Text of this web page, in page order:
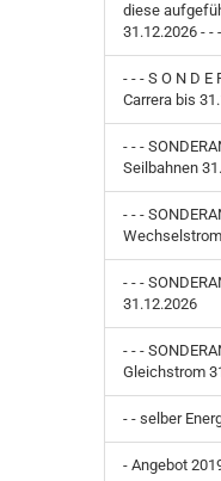
diese
31.12.2026 - -
- - - S O N D E
Carrera bis
- - -
Seilbahnen
- - -
- - -
31.12.2026
- - -
Gleichstrom
- - selber
- Angebot